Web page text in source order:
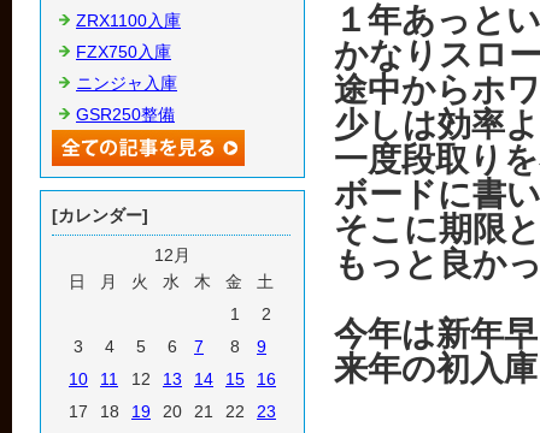
１年あっと
かなりスロ
途中からホ
少しは効率
一度段取り
ボードに書
そこに期限
もっと良か
今年は新年
来年の初入
ZRX1100入庫
FZX750入庫
ニンジャ入庫
GSR250整備
[カレンダー]
12月
日
月 火 水 木 金
土
1
2
3
4 5 6 7 8
9
10
11 12 13 14 15
16
17
18 19 20 21 22
23